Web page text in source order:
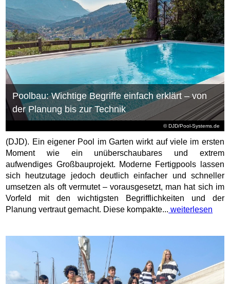
© DJD/Pool-Systems.de
Poolbau: Wichtige Begriffe einfach erklärt – von
der Planung bis zur Technik
(DJD). Ein eigener Pool im Garten wirkt auf viele im ersten
Moment wie ein unüberschaubares und extrem
aufwendiges Großbauprojekt. Moderne Fertigpools lassen
sich heutzutage jedoch deutlich einfacher und schneller
umsetzen als oft vermutet – vorausgesetzt, man hat sich im
Vorfeld mit den wichtigsten Begrifflichkeiten und der
Planung vertraut gemacht. Diese kompakte... weiterlesen